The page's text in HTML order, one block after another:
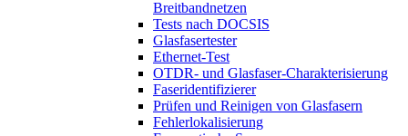
Breitbandnetzen
Tests nach DOCSIS
Glasfasertester
Ethernet-Test
OTDR- und Glasfaser-Charakterisierung
Faseridentifizierer
Prüfen und Reinigen von Glasfasern
Fehlerlokalisierung